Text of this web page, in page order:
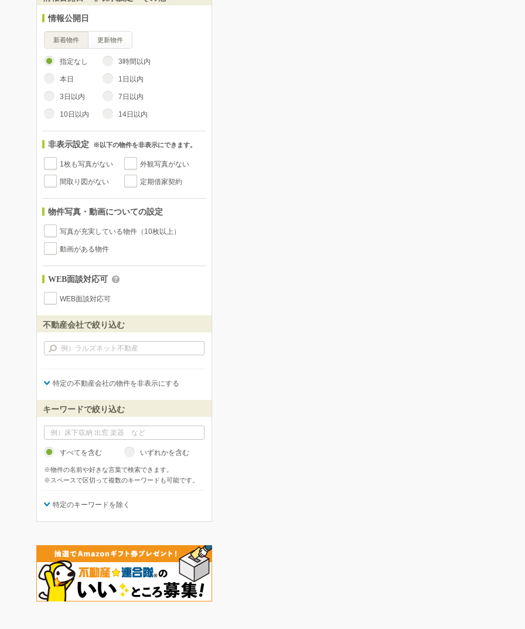
情報公開日
新着物件 更新物件
指定なし 3時間以内
本日 1日以内
3日以内 7日以内
10日以内 14日以内
非表示設定 ※以下の物件を非表示にできます。
1枚も写真がない 外観写真がない
間取り図がない 定期借家契約
物件写真・動画についての設定
写真が充実している物件（10枚以上）
動画がある物件
WEB面談対応可
WEB面談対応可
不動産会社で絞り込む
特定の不動産会社の物件を非表示にする
キーワードで絞り込む
すべてを含む いずれかを含む
※物件の名前や好きな言葉で検索できます。
※スペースで区切って複数のキーワードも可能です。
特定のキーワードを除く